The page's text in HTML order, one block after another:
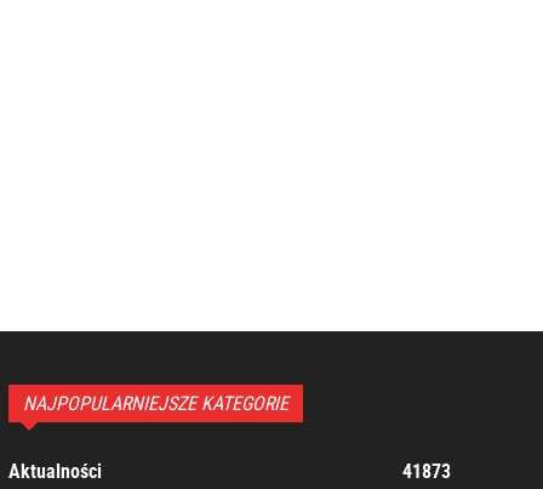
NAJPOPULARNIEJSZE KATEGORIE
Aktualności 41873